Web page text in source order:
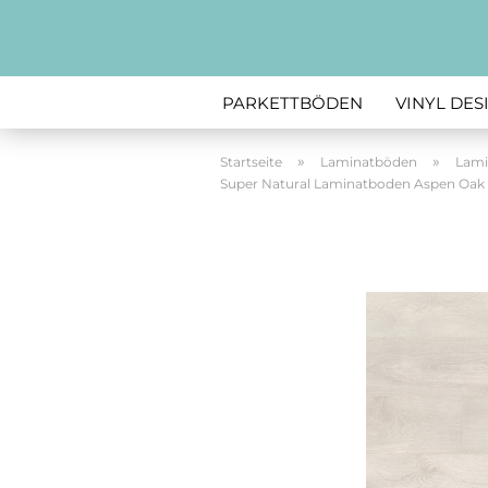
PARKETTBÖDEN VINYL
Startseite » Laminatböden »
Super Natural Laminatboden Aspen Oak